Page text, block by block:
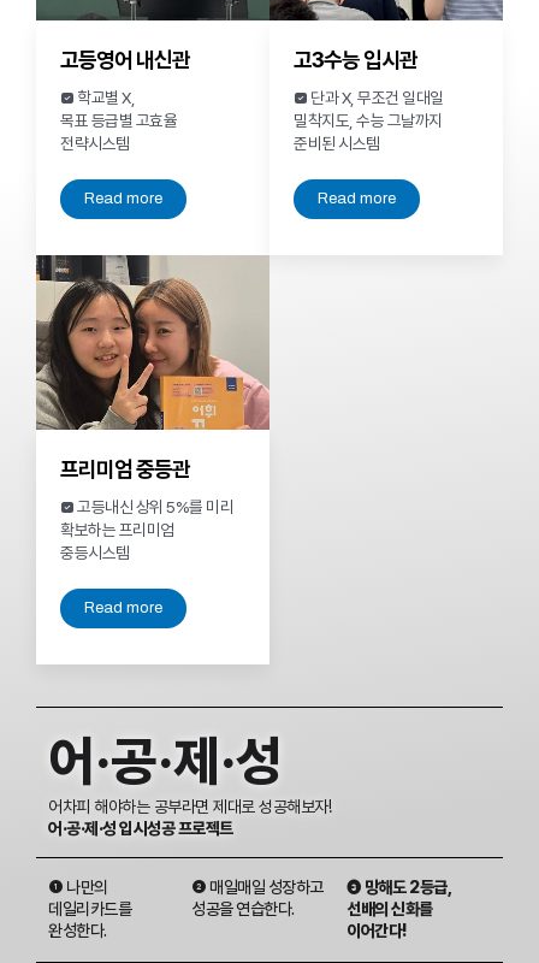
고등영어 내신관
 학교별 X,
목표 등급별 고효율
전략시스템
Read more
고3수능 입시관
 단과 X, 무조건 일대일
밀착지도, 수능 그날까지
준비된 시스템
Read more
프리미엄 중등관
 고등내신 상위 5%를 미리
확보하는 프리미엄
중등시스템
Read more
어·공·제·성
어차피 해야하는 공부라면 제대로 성공해보자!
어·공·제·성 입시성공 프로젝트
❶ 나만의
데일리카드를
완성한다.
❷ 매일매일 성장하고
성공을 연습한다.
❸ 망해도 2등급,
선배의 신화를
이어간다!